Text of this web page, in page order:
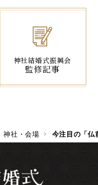
神社・会場 今注目の「仏
神社結婚式振興会
監修記事